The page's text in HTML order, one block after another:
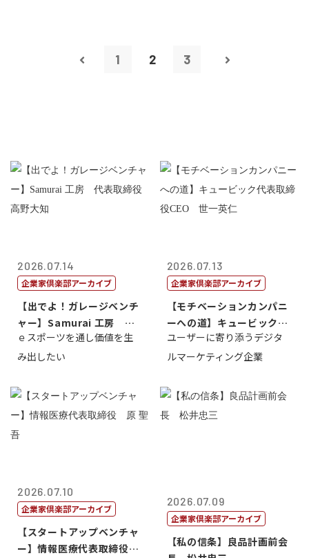
1 2 3
2026.07.14
企業家倶楽部アーカイブ
【出でよ！ガレージベンチ
ャー】Samurai 工房 代
表取締...
ｅスポーツを通し価値を生
み出したい
2026.07.13
企業家倶楽部アーカイブ
【モチベーションカンパニ
ーへの道】キュービック代
表取締役CE...
ユーザーに寄り添うデジタ
ルマーケティング企業
2026.07.10
企業家倶楽部アーカイブ
【スタートアップベンチャ
ー】情報医療代表取締役
2026.07.09
企業家倶楽部アーカイブ
【私の信条】良品計画前会